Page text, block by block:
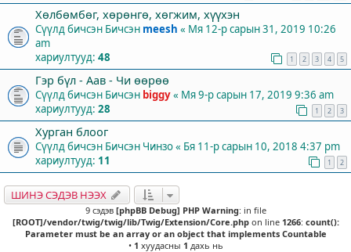
Хөлбөмбөг, хөрөнгө, хөгжим, хүүхэн
Сүүлд бичсэн Бичсэн meesh « Мя 12-р сарын 31, 2019 10:26
am
хариултууд: 48 1 2 3 4 5
Гэр бүл - Аав - Чи өөрөө
Сүүлд бичсэн Бичсэн biggy« Мя 9-р сарын 17, 2019 9:36 am
хариултууд: 28 1 2 3
Хурган блоог
Сүүлд бичсэн Бичсэн Чинзо« Бя 11-р сарын 10, 2018 4:37 pm
хариултууд: 11 1 2
ШИНЭ СЭДЭВ НЭЭХ
9 сэдэв [phpBB Debug] PHP Warning: in file
[ROOT]/vendor/twig/twig/lib/Twig/Extension/Core.phpon line 1266: count():
Parameter must be an array or an object that implements Countable
• 1 хуудасны 1 дахь нь